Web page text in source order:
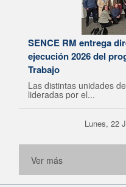
SENCE RM entrega
ejecución 2026 del
Trabajo
Las distintas unidades
lideradas por el...
Lunes, 22
Ver más